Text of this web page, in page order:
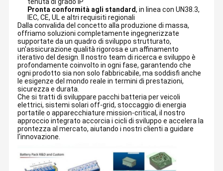
Altre batterie e accessori
tenuta di grado IP
Pronta conformità agli standard, in linea con UN38.3,
IEC, CE, UL e altri requisiti regionali
Dalla convalida del concetto alla produzione di massa,
offriamo soluzioni completamente ingegnerizzate
supportate da un quadro di sviluppo strutturato,
un'assicurazione qualità rigorosa e un affinamento
iterativo del design. Il nostro team di ricerca e sviluppo è
profondamente coinvolto in ogni fase, garantendo che
ogni prodotto sia non solo fabbricabile, ma soddisfi anche
le esigenze del mondo reale in termini di prestazioni,
sicurezza e durata.
Che si tratti di sviluppare pacchi batteria per veicoli
elettrici, sistemi solari off-grid, stoccaggio di energia
portatile o apparecchiature mission-critical, il nostro
approccio integrato accorcia i cicli di sviluppo e accelera la
prontezza al mercato, aiutando i nostri clienti a guidare
l'innovazione.
Con una forte attenzione all'innovazione, HEYI ENERGY detiene
oltre 1.000 brevetti, inclusi brevetti di design, diritti d'autore sul
software e modelli di utilità. Abbiamo superato lacertificazione
del sistema di gestione della qualità ISO 9001e i nostri
prodotti soddisfano i principali standard globali comeCE,
UN38.3, RoHS, IEC e MSDS.